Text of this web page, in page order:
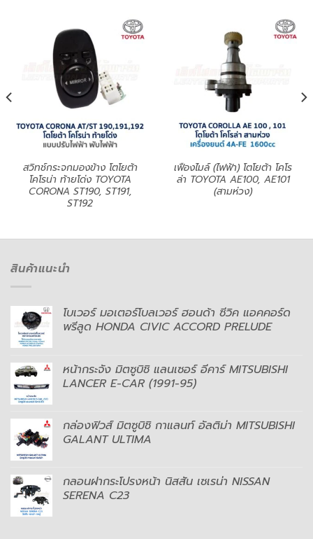
สวิทช์กระจกมองข้าง โตโยต้า
โคโรน่า ท้ายโด่ง TOYOTA
CORONA ST190, ST191,
ST192
เฟืองไมล์ (ไฟฟ้า) โตโยต้า โคโร
ล่า TOYOTA AE100, AE101
(สามห่วง)
สินค้าแนะนำ
โบเวอร์ มอเตอร์โบลเวอร์ ฮอนด้า ซีวิค แอคคอร์ด
พรีลูด HONDA CIVIC ACCORD PRELUDE
หน้ากระจัง มิตซูบิชิ แลนเซอร์ อีคาร์ MITSUBISHI
LANCER E-CAR (1991-95)
กล่องฟิวส์ มิตซูบิชิ กาแลนท์ อัลติม่า MITSUBISHI
GALANT ULTIMA
กลอนฝากระโปรงหน้า นิสสัน เซเรน่า NISSAN
SERENA C23